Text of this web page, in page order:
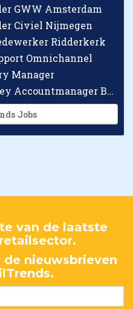
GWW Amsterdam
Civiel Nijmegen
Ridderkerk
Omnichannel
Manager
Checkpoint Systems Key Accountmanager Benelux
Jobs
van de laatste
nieuwsbrieven